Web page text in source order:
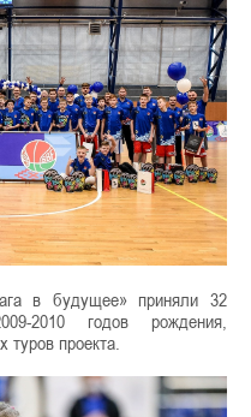
в будущее» приняли 32
2010 годов рождения,
туров проекта.